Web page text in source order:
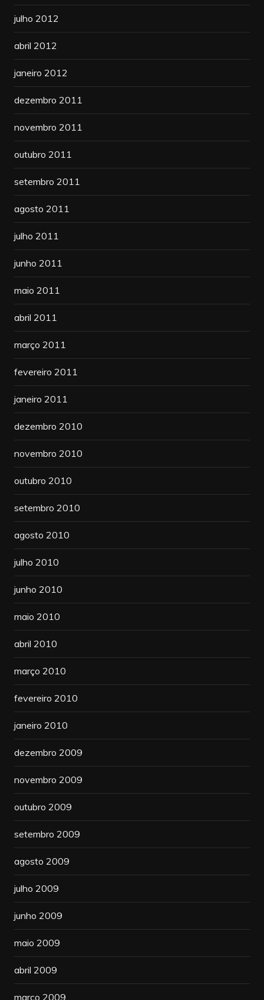
julho 2012
abril 2012
janeiro 2012
dezembro 2011
novembro 2011
outubro 2011
setembro 2011
agosto 2011
julho 2011
junho 2011
maio 2011
abril 2011
março 2011
fevereiro 2011
janeiro 2011
dezembro 2010
novembro 2010
outubro 2010
setembro 2010
agosto 2010
julho 2010
junho 2010
maio 2010
abril 2010
março 2010
fevereiro 2010
janeiro 2010
dezembro 2009
novembro 2009
outubro 2009
setembro 2009
agosto 2009
julho 2009
junho 2009
maio 2009
abril 2009
março 2009